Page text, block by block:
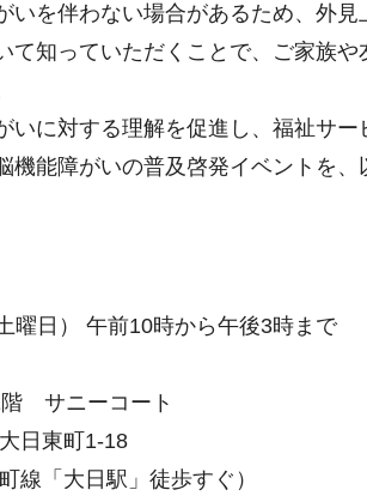
を伴わない場合があるため、外見
て知っていただくことで、ご家族
に対する理解を促進し、福祉サ
機能障がいの普及啓発イベントを
日） 午前10時から午後3時まで
サニーコート
日東町1-18
「大日駅」徒歩すぐ）